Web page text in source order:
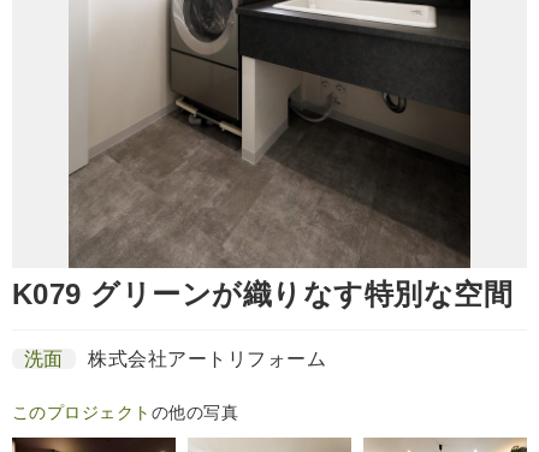
K079 グリーンが織りなす特別な空間
洗面 株式会社アートリフォーム
このプロジェクト の他の写真